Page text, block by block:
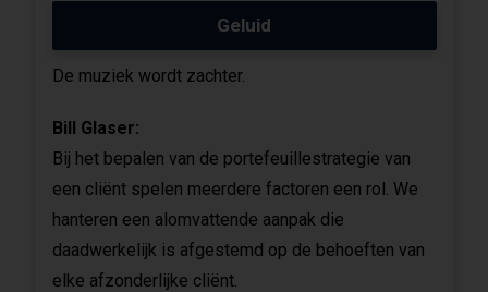
Geluid
De muziek wordt zachter.
Bill Glaser:
Bij het bepalen van de portefeuillestrategie van
een cliënt spelen meerdere factoren een rol. We
hanteren een alomvattende aanpak die
daadwerkelijk is afgestemd op de behoeften van
elke afzonderlijke cliënt.